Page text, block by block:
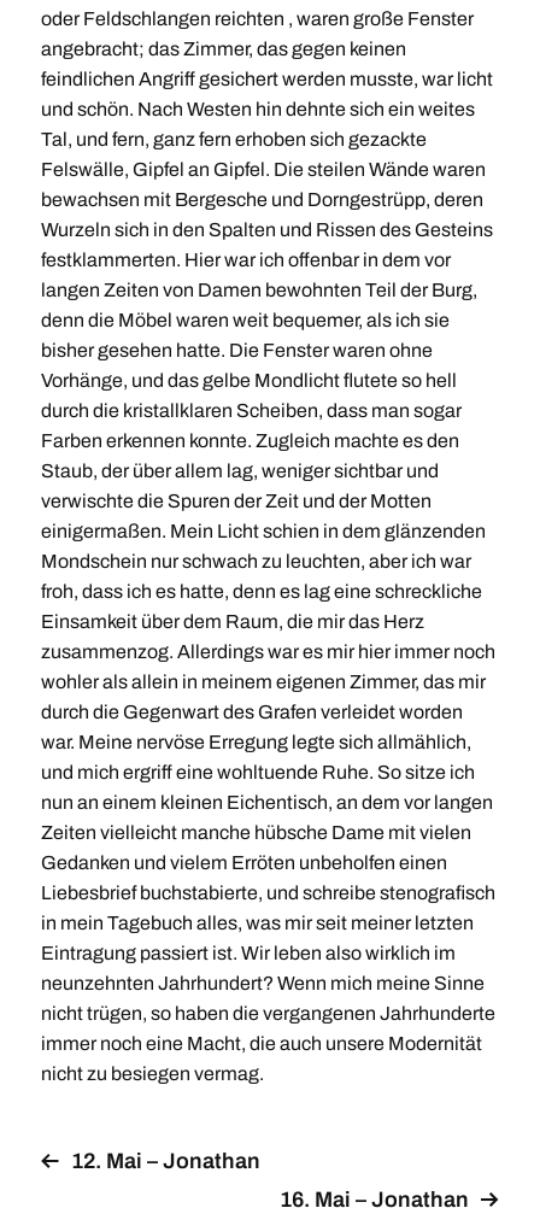
oder Feldschlangen reichten , waren große Fenster
angebracht; das Zimmer, das gegen keinen
feindlichen Angriff gesichert werden musste, war licht
und schön. Nach Westen hin dehnte sich ein weites
Tal, und fern, ganz fern erhoben sich gezackte
Felswälle, Gipfel an Gipfel. Die steilen Wände waren
bewachsen mit Bergesche und Dorngestrüpp, deren
Wurzeln sich in den Spalten und Rissen des Gesteins
festklammerten. Hier war ich offenbar in dem vor
langen Zeiten von Damen bewohnten Teil der Burg,
denn die Möbel waren weit bequemer, als ich sie
bisher gesehen hatte. Die Fenster waren ohne
Vorhänge, und das gelbe Mondlicht flutete so hell
durch die kristallklaren Scheiben, dass man sogar
Farben erkennen konnte. Zugleich machte es den
Staub, der über allem lag, weniger sichtbar und
verwischte die Spuren der Zeit und der Motten
einigermaßen. Mein Licht schien in dem glänzenden
Mondschein nur schwach zu leuchten, aber ich war
froh, dass ich es hatte, denn es lag eine schreckliche
Einsamkeit über dem Raum, die mir das Herz
zusammenzog. Allerdings war es mir hier immer noch
wohler als allein in meinem eigenen Zimmer, das mir
durch die Gegenwart des Grafen verleidet worden
war. Meine nervöse Erregung legte sich allmählich,
und mich ergriff eine wohltuende Ruhe. So sitze ich
nun an einem kleinen Eichentisch, an dem vor langen
Zeiten vielleicht manche hübsche Dame mit vielen
Gedanken und vielem Erröten unbeholfen einen
Liebesbrief buchstabierte, und schreibe stenografisch
in mein Tagebuch alles, was mir seit meiner letzten
Eintragung passiert ist. Wir leben also wirklich im
neunzehnten Jahrhundert? Wenn mich meine Sinne
nicht trügen, so haben die vergangenen Jahrhunderte
immer noch eine Macht, die auch unsere Modernität
nicht zu besiegen vermag.
12. Mai – Jonathan
16. Mai – Jonathan